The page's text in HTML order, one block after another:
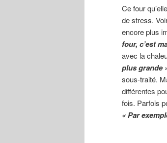
Ce four
de stress.
encore plus
four, c’est
avec la
plus grande
sous-traité.
différentes
fois. Parfois
« Par